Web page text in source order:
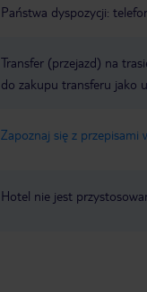
Państwa dyspozycji:
Transfer (przejazd) na
do zakupu transferu jako
Zapoznaj się z
Hotel nie jest